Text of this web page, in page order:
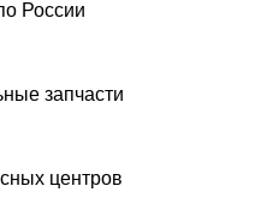
России
запчасти
центров